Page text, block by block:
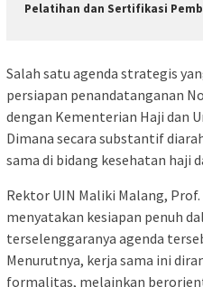
Pelatihan dan Sertifikasi
Salah satu agenda strategis
persiapan penandatanganan
dengan Kementerian Haji dan
Dimana secara substantif
sama di bidang kesehatan haji
Rektor UIN Maliki Malang, Prof.
menyatakan kesiapan penuh
terselenggaranya agenda
Menurutnya, kerja sama ini
formalitas, melainkan